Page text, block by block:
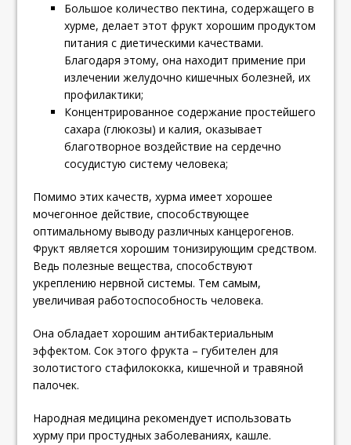
Большое количество пектина, содержащего в
хурме, делает этот фрукт хорошим продуктом
питания с диетическими качествами.
Благодаря этому, она находит примение при
излечении желудочно кишечных болезней, их
профилактики;
Концентрированное содержание простейшего
сахара (глюкозы) и калия, оказывает
благотворное воздействие на сердечно
сосудистую систему человека;
Помимо этих качеств, хурма имеет хорошее
мочегонное действие, способствующее
оптимальному выводу различных канцерогенов.
Фрукт является хорошим тонизирующим средством.
Ведь полезные вещества, способствуют
укреплению нервной системы. Тем самым,
увеличивая работоспособность человека.
Она обладает хорошим антибактериальным
эффектом. Сок этого фрукта – губителен для
золотистого стафилококка, кишечной и травяной
палочек.
Народная медицина рекомендует использовать
хурму при простудных заболеваниях, кашле.